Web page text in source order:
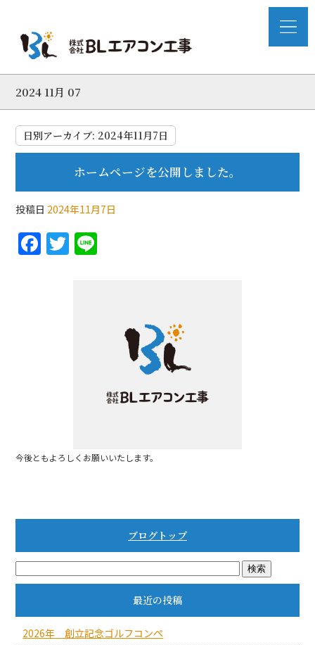
2024 11月 07
日別アーカイブ: 2024年11月7日
ホームページを公開しました。
投稿日 2024年11月7日
F
a
T
w
今後ともよろしくお願いいたします。
ブログトップ
最近の投稿
2026年 創立記念ゴルフコンペ